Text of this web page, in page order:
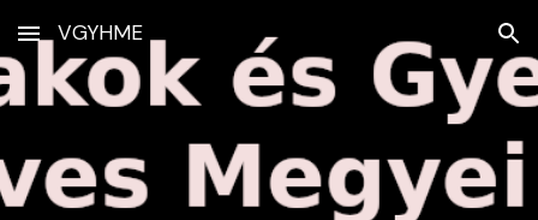
Skip to main content Skip to navigation
VGYHME